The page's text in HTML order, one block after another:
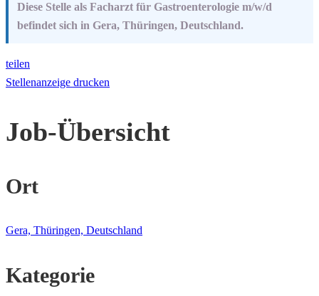
Diese Stelle als Facharzt für Gastroenterologie m/w/d
befindet sich in Gera, Thüringen, Deutschland.
teilen
Stellenanzeige drucken
Job-Übersicht
Ort
Gera, Thüringen, Deutschland
Kategorie